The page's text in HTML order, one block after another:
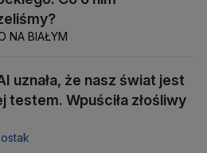
NA BIAŁYM
uznała, że nasz świat jest
testem. Wpuściła złośliwy